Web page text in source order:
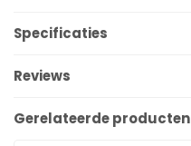
Specificaties
Reviews
Gerelateerde producten